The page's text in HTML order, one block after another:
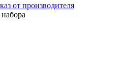
от производителя